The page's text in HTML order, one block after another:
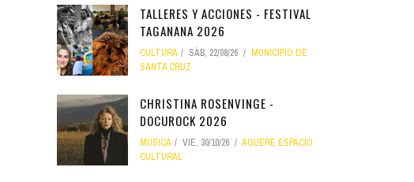
TALLERES Y ACCIONES - FESTIVAL
TAGANANA 2026
CULTURA SÁB, 22/08/26
MUNICIPIO DE
SANTA CRUZ
CHRISTINA ROSENVINGE -
DOCUROCK 2026
MÚSICA VIE, 30/10/26
AGUERE ESPACIO
CULTURAL